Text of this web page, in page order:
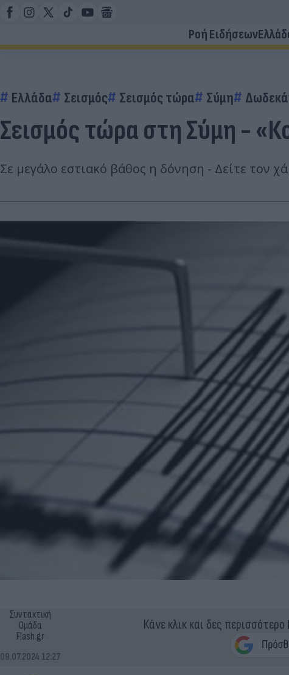
Ροή Ειδήσεων
Ελλάδα Σεισμός Σεισμός τώρα Σύμη
Σεισμός τώρα στη Σύμη -
Σε μεγάλο εστιακό βάθος η δόνηση - Δείτε τον
Συντακτική
Ομάδα
Flash.gr
09.07.2024 12:27
Κάνε κλικ και δες περισσότερο